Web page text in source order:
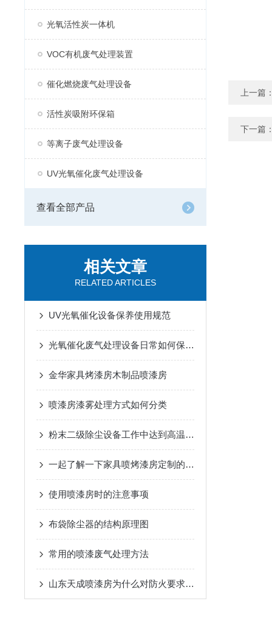
光氧活性炭一体机
VOC有机废气处理装置
催化燃烧废气处理设备
活性炭吸附环保箱
等离子废气处理设备
UV光氧催化废气处理设备
查看全部产品
相关文章
RELATED ARTICLES
UV光氧催化设备保养使用规范
光氧催化废气处理设备日常如何保养？
金华家具烤漆房木制品喷漆房
喷漆房漆雾处理方式如何分类
粉末二级除尘设备工作中达到高温会怎么样？
一起了解一下家具喷烤漆房定制的优势
使用喷漆房时的注意事项
布袋除尘器的结构原理图
常用的喷漆废气处理方法
山东天成喷漆房为什么对防火要求那么高
上一篇
下一篇